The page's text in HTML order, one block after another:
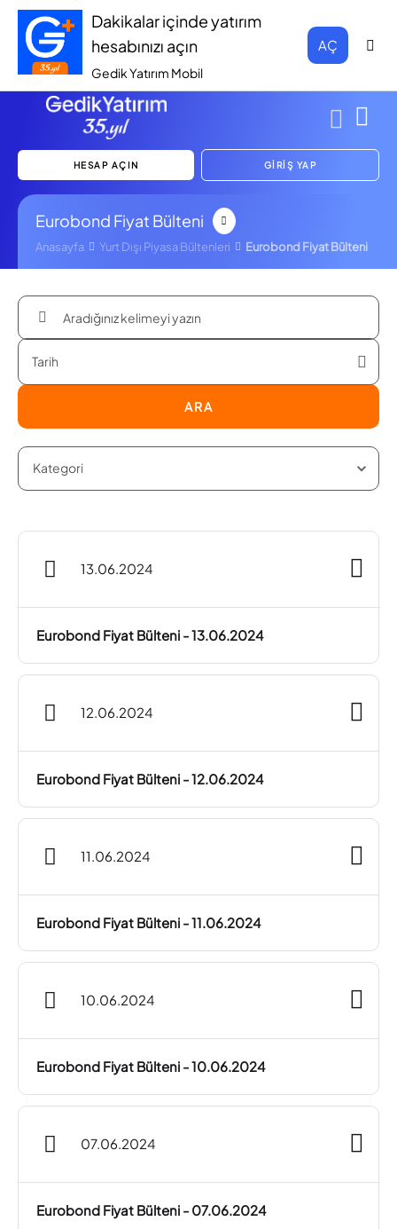
Dakikalar içinde yatırım
hesabınızı açın
Gedik Yatırım Mobil
AÇ
HESAP AÇIN GİRİŞ YAP
Eurobond Fiyat Bülteni
Anasayfa Yurt Dışı Piyasa Bültenleri Eurobond Fiyat Bülteni
ARA
13.06.2024
Eurobond Fiyat Bülteni - 13.06.2024
12.06.2024
Eurobond Fiyat Bülteni - 12.06.2024
11.06.2024
Eurobond Fiyat Bülteni - 11.06.2024
10.06.2024
Eurobond Fiyat Bülteni - 10.06.2024
07.06.2024
Eurobond Fiyat Bülteni - 07.06.2024